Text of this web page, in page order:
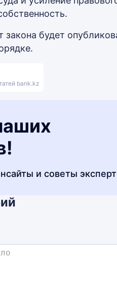
закона будет
bank.kz
и советы